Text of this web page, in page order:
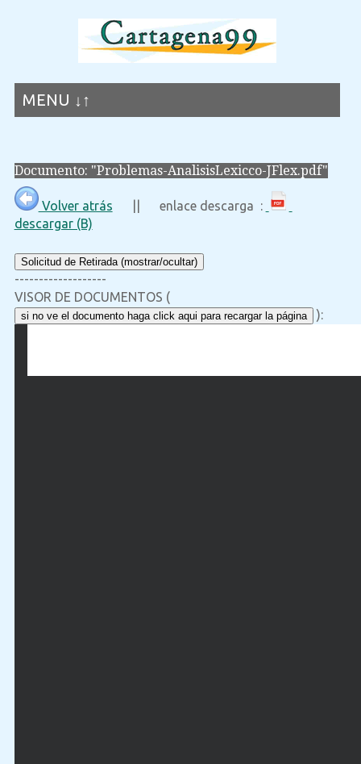
MENU ↓↑
Documento: "Problemas-AnalisisLexicco-JFlex.pdf"
Volver atrás || enlace descarga :
descargar (B)
Solicitud de Retirada (mostrar/ocultar)
-------------------
VISOR DE DOCUMENTOS (
si no ve el documento haga click aqui para recargar la página ):